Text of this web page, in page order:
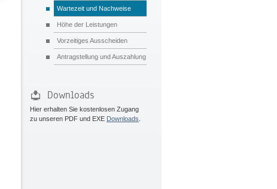
Wartezeit und Nachweise
Höhe der Leistungen
Vorzeitiges Ausscheiden
Antragstellung und Auszahlung
Downloads
Hier erhalten Sie kostenlosen Zugang
zu unseren PDF und EXE Downloads